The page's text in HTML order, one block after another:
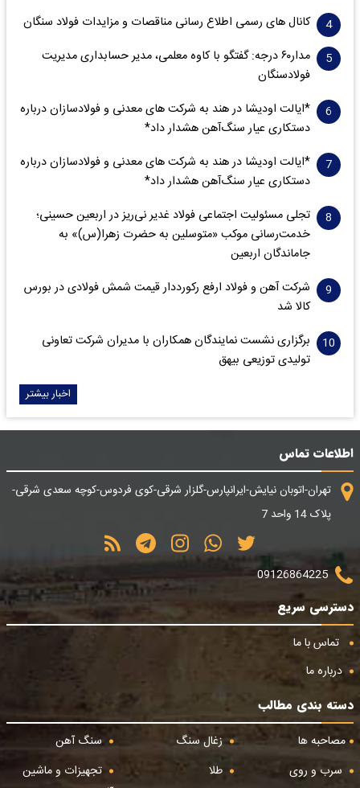
کانال های رسمی اطلاع رسانی مناقصات و مزایدات فولاد سنگان
مدار‌۶٠ درجه: گفتگو با کاوه معلمی، مدیر حسابداری مدیریت
فولادسنگان
*ایالت اودیشا در هند به شرکت های معدنی و فولادسازان درباره
دستکاری عیار سنگ‌آهن هشدار داد*
*ایالت اودیشا در هند به شرکت های معدنی و فولادسازان درباره
دستکاری عیار سنگ‌آهن هشدار داد*
تجلی مسئولیت اجتماعی فولاد غدیر نی‌ریز در اربعین حسینی؛
خدمت‌رسانی موکب «متوسلین به حضرت زهرا(س)» به
جاماندگان اربعین
شرکت آهن و فولاد ارفع رکورددار قیمت شمش فولادی در بورس
کالا شد
برگزاری نشست نمایندگان همکاران با مدیران شرکت تعاونی
تولیدی توزیعی بیهق
اخبار بیشتر
اطلاعات تماس
تهران-اتوبان نیایش-ایرانپارس-گلزار شرقی-کوی فردوس-کوچه سعدی شرقی-
پلاک 14 واحد 7
09126864225
دسترسی سریع
تماس با ما
درباره ما
دسته بندی مطالب
مصاحبه ها
زغال سنگ
سنگ آهن
سرب و روی
طلا
تجهیزات و ماشین